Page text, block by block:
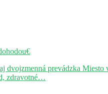
dvojzmenná prevádzka
zdravotné…